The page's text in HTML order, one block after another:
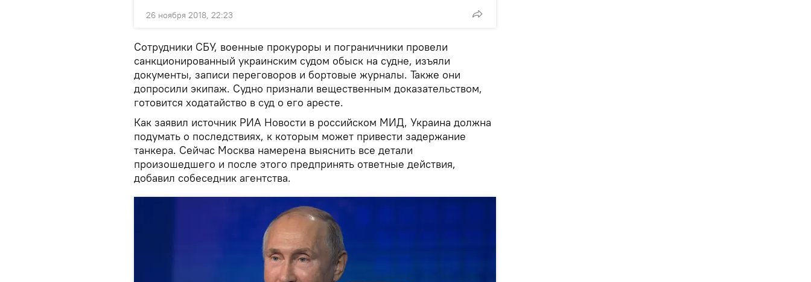
26 ноября 2018, 22:23
Сотрудники СБУ, военные прокуроры и пограничники провели
санкционированный украинским судом обыск на судне, изъяли
документы, записи переговоров и бортовые журналы. Также они
допросили экипаж. Судно признали вещественным доказательством,
готовится ходатайство в суд о его аресте.
Как заявил источник РИА Новости в российском МИД, Украина должна
подумать о последствиях, к которым может привести задержание
танкера. Сейчас Москва намерена выяснить все детали
произошедшего и после этого предпринять ответные действия,
добавил собеседник агентства.